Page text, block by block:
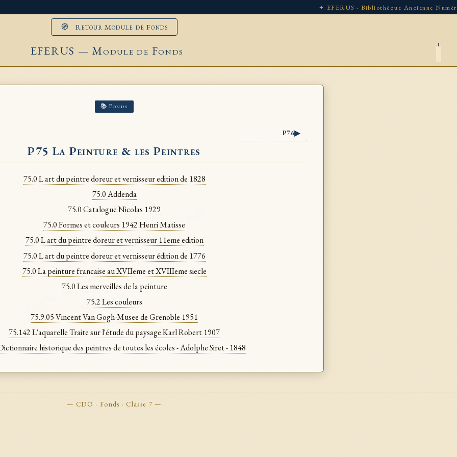
FON. & CLA. BOOKMARKS
✦ EFERUS · Bibliothèque Ancienne
🧭 Retour Module de Fonds
EFERUS — Module de Fonds
📚 Fonds
P76▶
P75 La Peinture & les Peintres
75.0 L art du peintre doreur et vernisseur edition de 1828
75.0 Addenda
75.0 Catalogue Nicolas 1929
75.0 Formes et couleurs 1942 Henri Matisse
75.0 L art du peintre doreur et vernisseur 11eme edition
75.0 L art du peintre doreur et vernisseur édition de 1776
75.0 La peinture francaise au XVIIeme et XVIIIeme siecle
75.0 Les merveilles de la peinture
75.2 Les couleurs
75.9.05 Vincent Van Gogh-Musee de Grenoble 1951
75.142 L'aquarelle Traite sur l'étude du paysage Karl Robert 1907
historique des peintres de toutes les écoles - Adolphe Siret - 1848
— CDO · Fonds · Classe 7 —